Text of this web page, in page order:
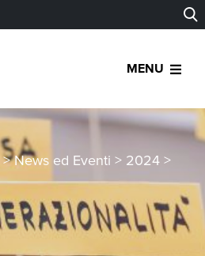
MENU
>News ed Eventi > 2024 >